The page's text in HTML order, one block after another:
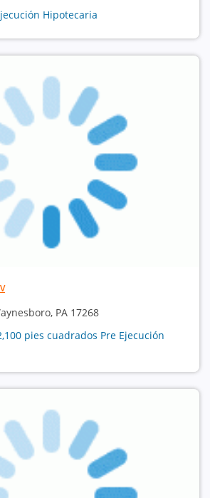
Hipotecaria
PA 17268
pies cuadrados Pre Ejecución